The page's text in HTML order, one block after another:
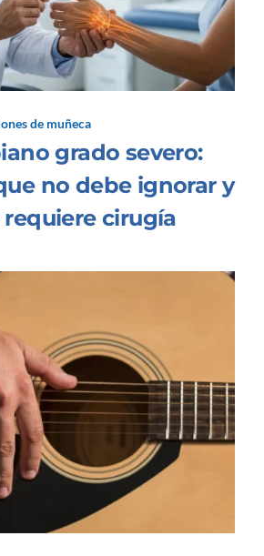
de muñeca
grado severo:
no debe ignorar y
cirugía